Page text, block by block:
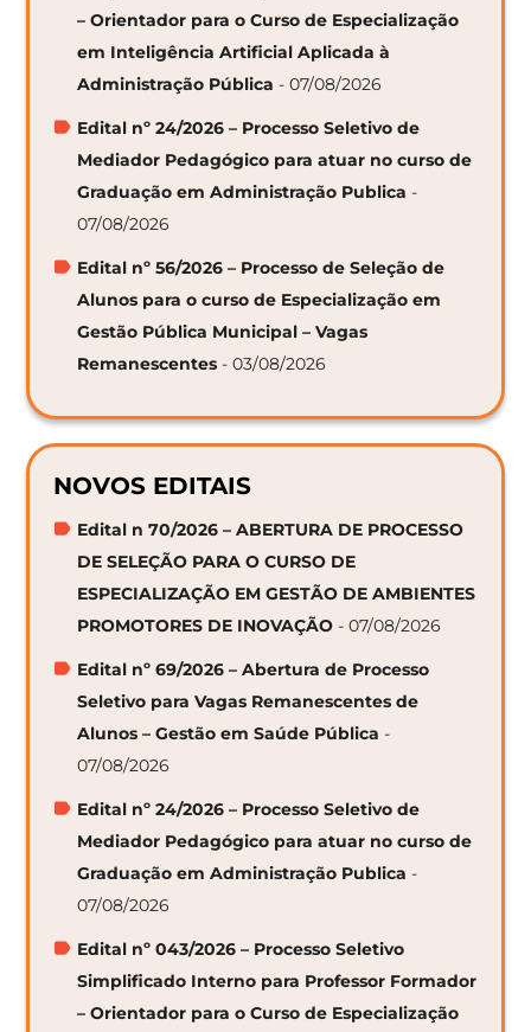
– Orientador para o Curso de Especialização
em Inteligência Artificial Aplicada à
Administração Pública - 07/08/2026
Edital nº 24/2026 – Processo Seletivo de
Mediador Pedagógico para atuar no curso de
Graduação em Administração Publica -
07/08/2026
Edital nº 56/2026 – Processo de Seleção de
Alunos para o curso de Especialização em
Gestão Pública Municipal – Vagas
Remanescentes - 03/08/2026
NOVOS EDITAIS
Edital n 70/2026 – ABERTURA DE PROCESSO
DE SELEÇÃO PARA O CURSO DE
ESPECIALIZAÇÃO EM GESTÃO DE AMBIENTES
PROMOTORES DE INOVAÇÃO - 07/08/2026
Edital nº 69/2026 – Abertura de Processo
Seletivo para Vagas Remanescentes de
Alunos – Gestão em Saúde Pública -
07/08/2026
Edital nº 24/2026 – Processo Seletivo de
Mediador Pedagógico para atuar no curso de
Graduação em Administração Publica -
07/08/2026
Edital nº 043/2026 – Processo Seletivo
Simplificado Interno para Professor Formador
– Orientador para o Curso de Especialização